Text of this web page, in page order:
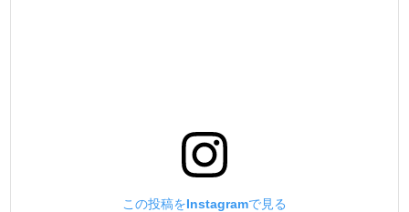
#5・#8の200m巻きのみ、【ストップネット】を付属して
糸が解けてくるのを防ぎ、必要な分だけスムーズに取り出
この投稿をInstagramで見る